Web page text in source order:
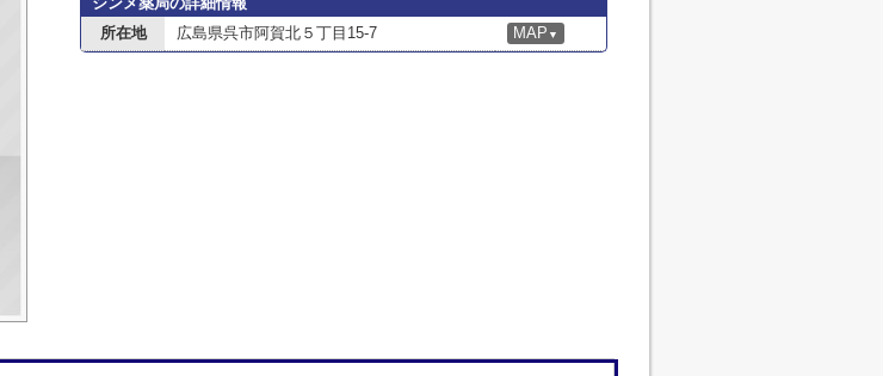
所在地
広島県呉市阿賀北５丁目15-7 MAP ▼